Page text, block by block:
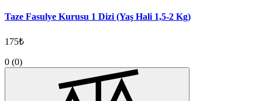
Taze Fasulye Kurusu 1 Dizi (Yaş Hali 1,5-2 Kg)
175₺
0 (0)